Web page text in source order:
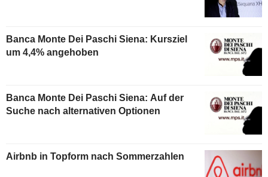
Banca Monte Dei Paschi Siena: Kursziel
um 4,4% angehoben
Banca Monte Dei Paschi Siena: Auf der
Suche nach alternativen Optionen
Airbnb in Topform nach Sommerzahlen